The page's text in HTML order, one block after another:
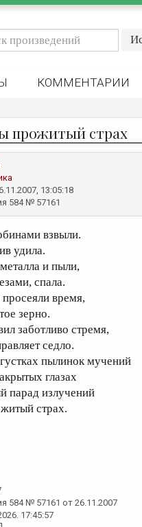
КОММЕНТАРИИ
прожитый страх
13:05:18
584 № 57161
взвыли.
удила.
и пыли,
спала.
время,
зерно.
заботливо стремя,
седло.
пылинок мучений
глазах
парад излучений
страх.
584 № 57161 от 26.11.2007
17:45:57